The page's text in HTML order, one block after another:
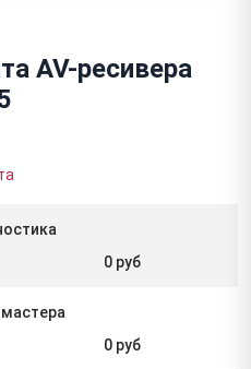
AV-ресивера
0 руб
0 руб